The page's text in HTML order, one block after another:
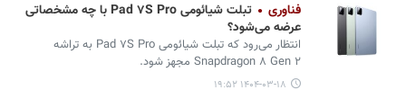
فناوری
تبلت شیائومی Pad ۷S Pro با چه مشخصاتی
عرضه می‏‌شود؟
انتظار می‌رود که تبلت شیائومی Pad ۷S Pro به تراشه
Snapdragon ۸ Gen ۲ مجهز شود.
۱۴۰۴-۰۳-۱۸ ۱۹:۵۲